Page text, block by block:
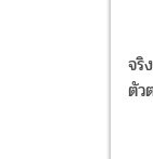
จริ
ตัว